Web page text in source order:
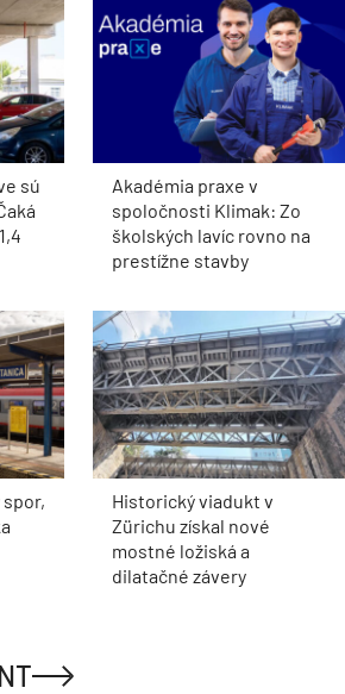
sú
Akadémia praxe v
spoločnosti Klimak: Zo
školských lavíc rovno na
prestížne stavby
Historický viadukt v
Zürichu získal nové
mostné ložiská a
dilatačné závery